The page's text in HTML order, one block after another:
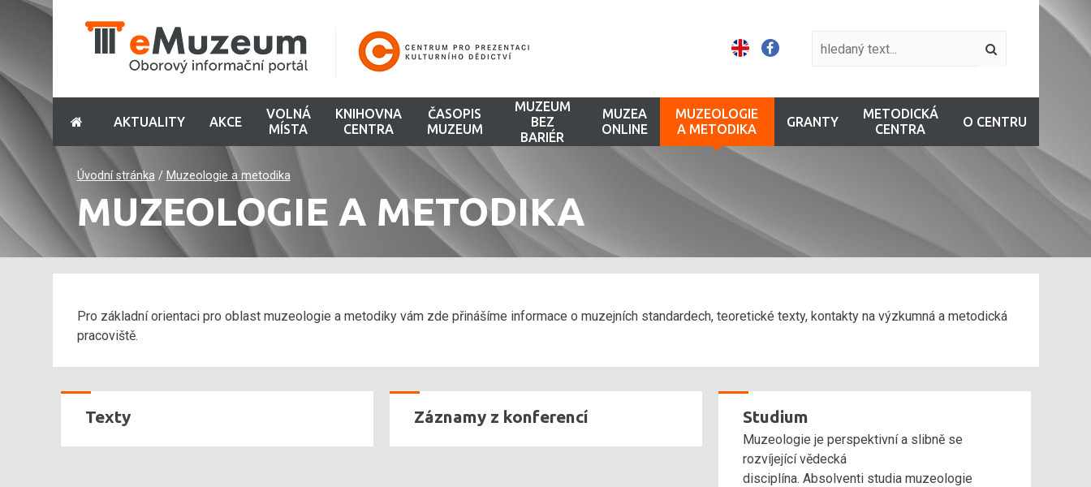
AKTUALITY AKCE
VOLNÁ
MÍSTA
KNIHOVNA
CENTRA
ČASOPIS
MUZEUM
MUZEUM
BEZ
BARIÉR
MUZEA
ONLINE
MUZEOLOGIE
A METODIKA
GRANTY
METODICKÁ
CENTRA
O CENTRU
Úvodní stránka/ Muzeologie a metodika
MUZEOLOGIE A METODIKA
Pro základní orientaci pro oblast muzeologie a metodiky vám zde přinášíme informace o muzejních standardech, teoretické texty, kontakty na výzkumná a metodická
pracoviště.
Texty Záznamy z konferencí Studium
Muzeologie je perspektivní a slibně se
rozvíjející vědecká
disciplína. Absolventi studia muzeologie